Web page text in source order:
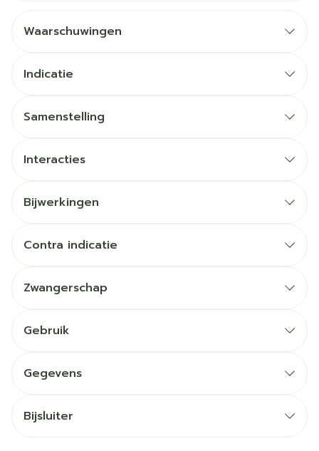
Waarschuwingen
Indicatie
Samenstelling
Interacties
Bijwerkingen
Contra indicatie
Zwangerschap
Gebruik
Gegevens
Bijsluiter